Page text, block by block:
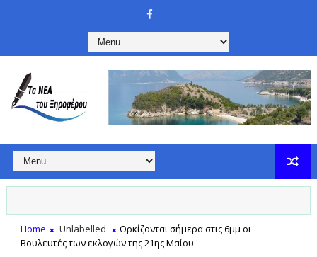
Home Unlabelled
Ορκίζονται σήμερα στις 6μμ οι
Βουλευτές των εκλογών της 21ης Μαίου